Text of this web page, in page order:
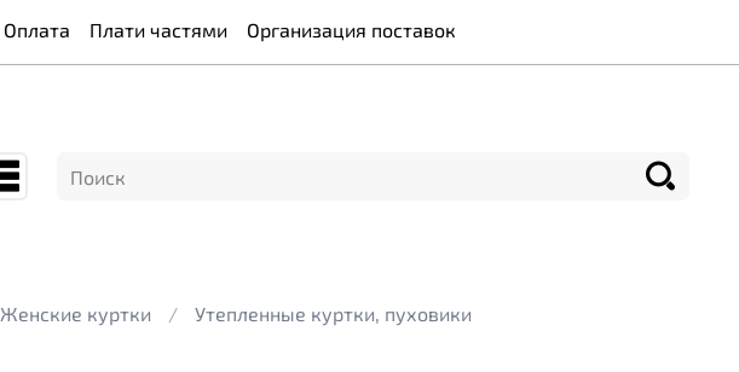
Оплата Плати частями Организация поставок
Женские куртки Утепленные куртки, пуховики